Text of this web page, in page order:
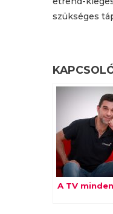
szükséges
A TV